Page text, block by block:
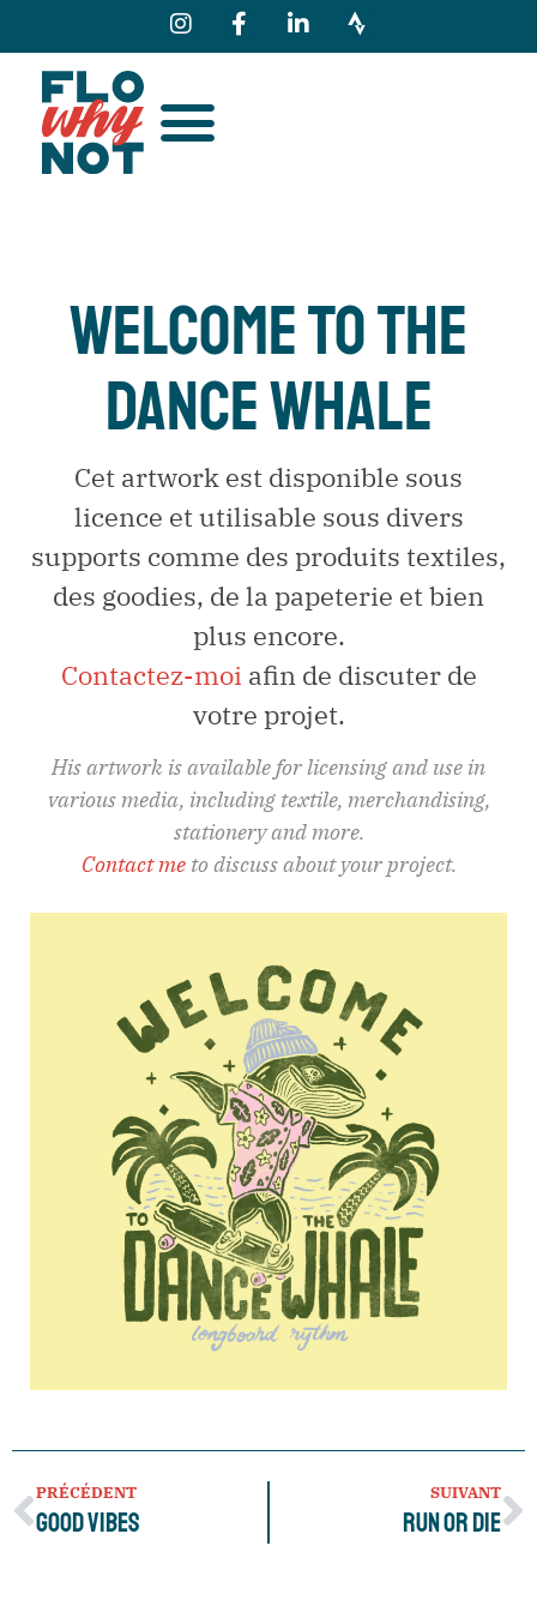
WELCOME TO THE
DANCE WHALE
Cet artwork est disponible sous
licence et utilisable sous divers
supports comme des produits textiles,
des goodies, de la papeterie et bien
plus encore.
Contactez-moiafin de discuter de
votre projet.
His artwork is available for licensing and use in
various media, including textile, merchandising,
stationery and more.
Contact meto discuss about your project.
PRÉCÉDENT
Good Vibes
SUIVANT
Run or Die